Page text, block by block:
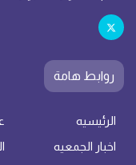
روابط هامة
الرئيسيه
اخبار الجمعيه